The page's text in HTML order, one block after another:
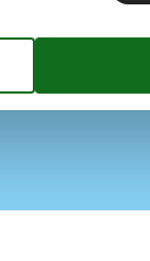
inkl. kabel